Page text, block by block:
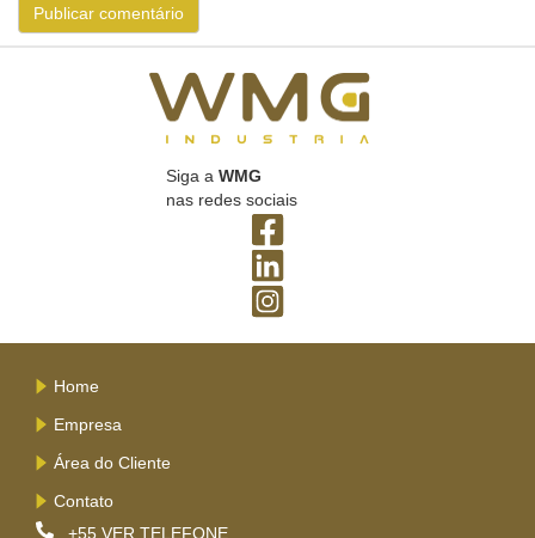
Siga a WMG
nas redes sociais
Home
Empresa
Área do Cliente
Contato
+55 VER TELEFONE